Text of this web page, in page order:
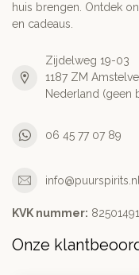
huis brengen. Ontdek
en cadeaus.
Zijdelweg 19-03
1187 ZM
Nederland (geen
06 45 77 07 89
info@puurspirits.nl
KVK nummer: 82501491
Onze